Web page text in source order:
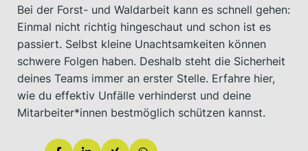
Bei der Forst- und Waldarbeit kann es schnell gehen:
Einmal nicht richtig hingeschaut und schon ist es
passiert. Selbst kleine Unachtsamkeiten können
schwere Folgen haben. Deshalb steht die Sicherheit
deines Teams immer an erster Stelle. Erfahre hier,
wie du effektiv Unfälle verhinderst und deine
Mitarbeiter*innen bestmöglich schützen kannst.